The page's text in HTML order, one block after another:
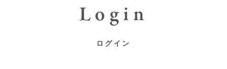
Login
ログイン